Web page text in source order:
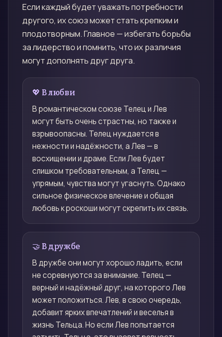
Если каждый будет уважать потребности
другого, их союз может стать крепким и
плодотворным. Главное — избегать борьбы
за лидерство и помнить, что их различия
могут дополнять друг друга.
💖 В любви
В романтическом союзе Телец и Лев
могут быть очень страстны, но также и
взрывоопасны. Телец нуждается в
нежности и надёжности, а Лев — в
восхищении и драме. Если Лев будет
слишком требовательным, а Телец —
упрямым, чувства могут угаснуть. Однако
сильное физическое влечение и общая
любовь к роскоши могут скрепить их связь.
🤝 В дружбе
В дружбе они могут хорошо ладить, если
не соревнуются за внимание. Телец —
верный и надёжный друг, на которого Лев
может положиться. Лев, в свою очередь,
добавит ярких впечатлений и веселья в
жизнь Тельца. Но если Лев попытается